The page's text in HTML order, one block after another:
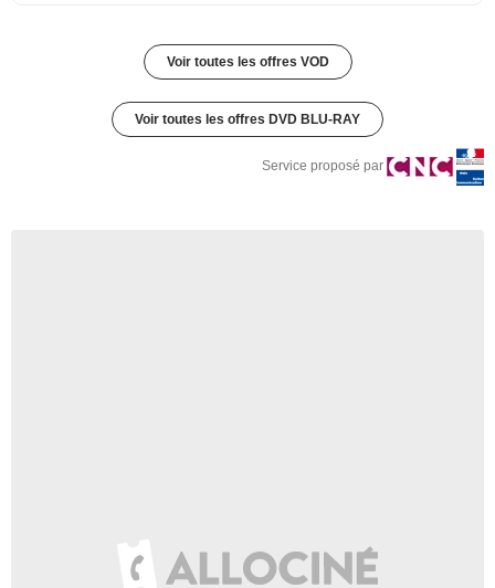
Voir toutes les offres VOD
Voir toutes les offres DVD BLU-RAY
Service proposé par